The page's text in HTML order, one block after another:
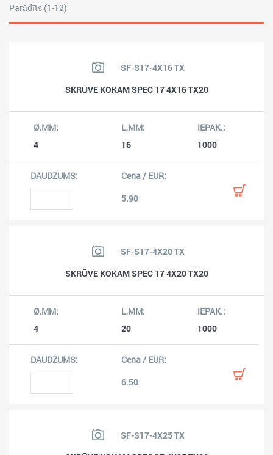
Parādīts (1-12)
SF-S17-4X16 TX
SKRŪVE KOKAM SPEC 17 4X16 TX20
4 16 1000
5.90
SF-S17-4X20 TX
SKRŪVE KOKAM SPEC 17 4X20 TX20
4 20 1000
6.50
SF-S17-4X25 TX